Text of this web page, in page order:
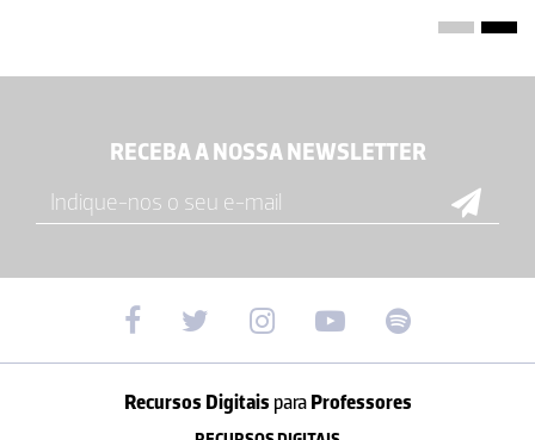
RECEBA A NOSSA NEWSLETTER
Recursos Digitais paraProfessores